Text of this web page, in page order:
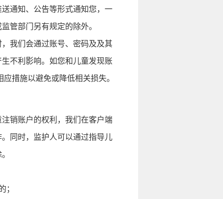
通知、公告等形式通知您，一
管部门另有规定的除外。
我们会通过账号、密码及及其
不利影响。如您和儿童发现账
措施以避免或降低相关损失。
销账户的权利，我们在客户端
同时，监护人可以通过指导儿
；